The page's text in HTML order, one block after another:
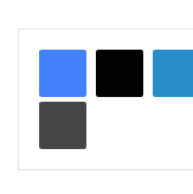
como quibe de
salada de tabule;
A loja, uma das
Imprimir